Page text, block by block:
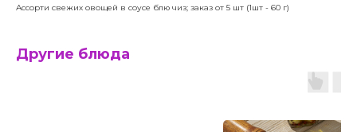
Ассорти свежих овощей в соусе блю чиз; заказ от 5 шт (1шт - 60 г)
Другие блюда